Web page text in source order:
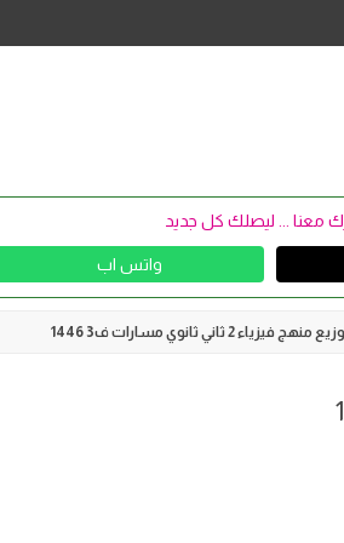
معنا ... ليصلك كل جديد
واتس اب
منهج فيزياء 2 ثاني ثانوي مسارات ف3 1446